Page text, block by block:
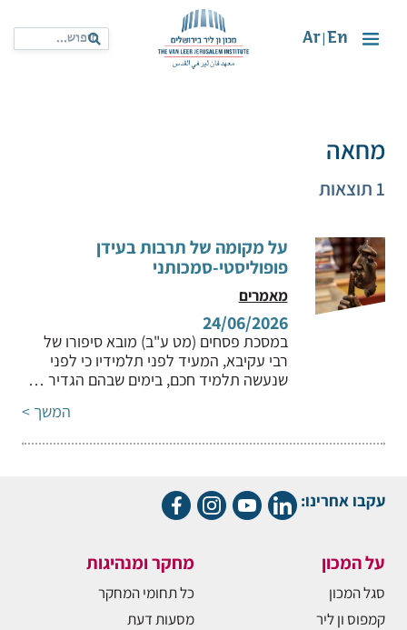
En
Ar
מחאה
1 תוצאות
על מקומה של תרבות בעידן
פופוליסטי-סמכותני
מאמרים
24/06/2026
במסכת פסחים (מט ע"ב) מובא סיפורו של
רבי עקיבא, המעיד לפני תלמידיו כי לפני
שנעשה תלמיד חכם, בימים שבהם הגדיר …
המשך >
עקבו אחרינו:
על המכון
סגל המכון
קמפוס ון ליר
מחקר ומנהיגות
כל תחומי המחקר
מסעות דעת